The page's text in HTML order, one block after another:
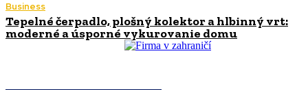
Business
Tepelné čerpadlo, plošný kolektor a hlbinný vrt:
moderné a úsporné vykurovanie domu